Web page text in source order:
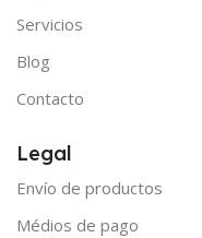
Servicios
Blog
Contacto
Legal
Envío de productos
Médios de pago